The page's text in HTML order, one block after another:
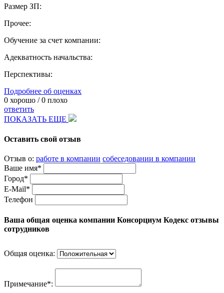
Размер ЗП:
Прочее:
Обучение за счет компании:
Адекватность начальства:
Перспективы:
Подробнее об оценках
0 хорошо /0 плохо
ответить
ПОКАЗАТЬ ЕЩЕ
Оставить свой отзыв
Отзыв о: работе в компании собеседовании в компании
Ваше имя*
Город*
E-Mail*
Телефон
Ваша общая оценка компании Консорциум Кодекс отзывы
сотрудников
Общая оценка:
Примечание*: